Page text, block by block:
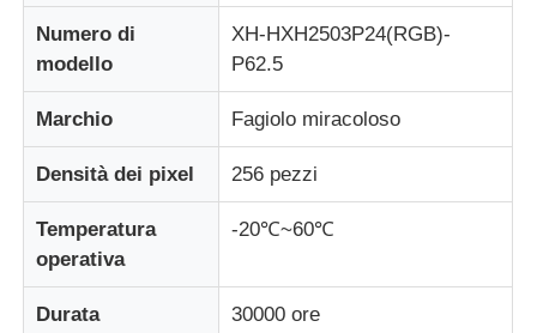
Schermo della griglia a LED
Schermo di visualizzazione trasparente
Numero di
modello
XH-HXH2503P24(RGB)-
P62.5
Marchio Fagiolo miracoloso
Densità dei pixel 256 pezzi
Temperatura
operativa
-20℃~60℃
Durata 30000 ore